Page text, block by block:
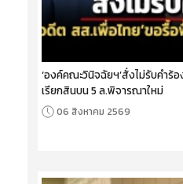
‘องค์คณะวินิจฉัยฯ’สั่งไม่รับคำร้
เรียกสินบน 5 ล.พิจารณาใหม่
06 สิงหาคม 2569